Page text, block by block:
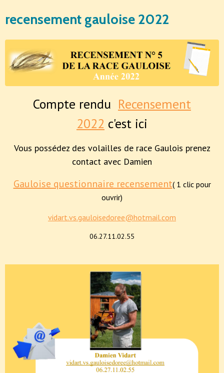
recensement gauloise 2022
Compte rendu Recensement
2022 c'est ici
Vous possédez des volailles de race Gaulois prenez
contact avec Damien
Gauloise questionnaire recensement( 1 clic pour
ouvrir)
vidart.vs.gauloisedoree@hotmail.com
06.27.11.02.55